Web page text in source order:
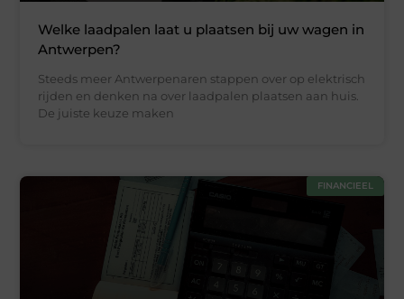
Welke laadpalen laat u plaatsen bij uw wagen in
Antwerpen?
Steeds meer Antwerpenaren stappen over op elektrisch
rijden en denken na over laadpalen plaatsen aan huis.
De juiste keuze maken
FINANCIEEL